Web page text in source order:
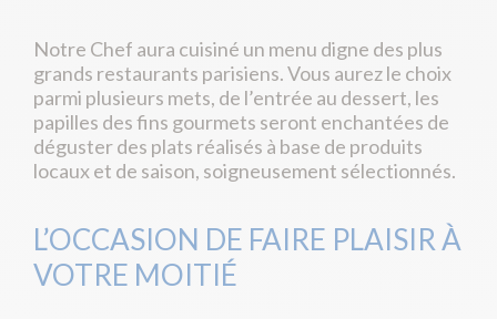
Notre Chef aura cuisiné un menu digne des plus
grands restaurants parisiens. Vous aurez le choix
parmi plusieurs mets, de l’entrée au dessert, les
papilles des fins gourmets seront enchantées de
déguster des plats réalisés à base de produits
locaux et de saison, soigneusement sélectionnés.
L’OCCASION DE FAIRE PLAISIR À
VOTRE MOITIÉ